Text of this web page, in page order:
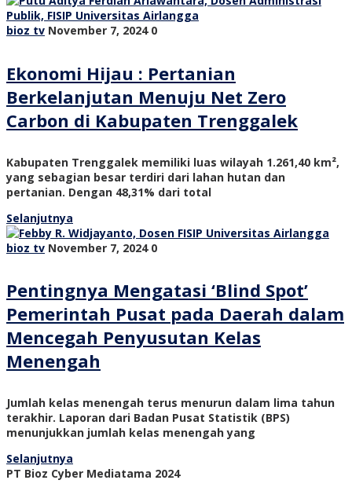
bioz tv November 7, 2024 0
Ekonomi Hijau : Pertanian
Berkelanjutan Menuju Net Zero
Carbon di Kabupaten Trenggalek
Kabupaten Trenggalek memiliki luas wilayah 1.261,40 km²,
yang sebagian besar terdiri dari lahan hutan dan
pertanian. Dengan 48,31% dari total
Selanjutnya
bioz tv November 7, 2024 0
Pentingnya Mengatasi ‘Blind Spot’
Pemerintah Pusat pada Daerah dalam
Mencegah Penyusutan Kelas
Menengah
Jumlah kelas menengah terus menurun dalam lima tahun
terakhir. Laporan dari Badan Pusat Statistik (BPS)
menunjukkan jumlah kelas menengah yang
Selanjutnya
PT Bioz Cyber Mediatama 2024